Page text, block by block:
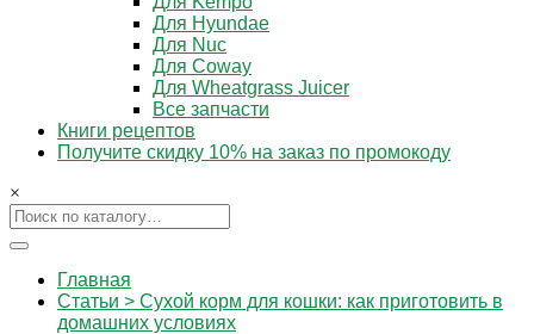
Для Hyundae
Для Nuc
Для Coway
Для Wheatgrass Juicer
Все запчасти
Книги рецептов
Получите скидку 10% на заказ по промокоду
×
Главная
Статьи > Сухой корм для кошки: как приготовить в
домашних условиях